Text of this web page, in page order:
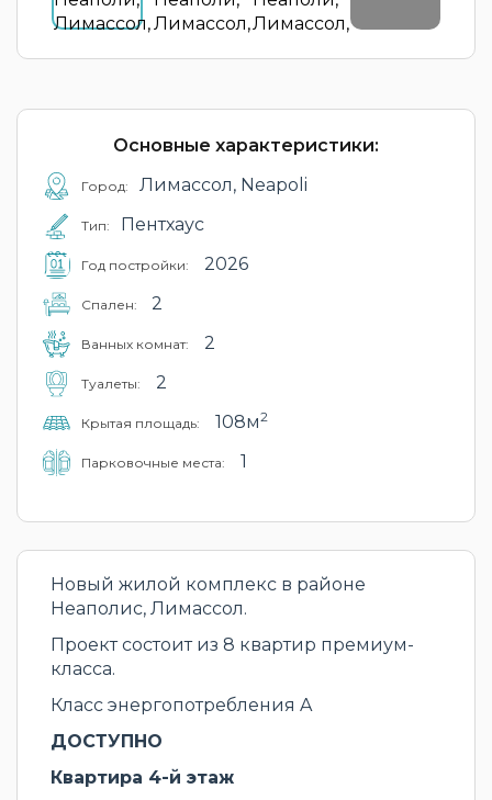
Основные характеристики:
Город: Лимассол, Neapoli
Тип: Пентхаус
Год постройки: 2026
Cпален: 2
Ванных комнат: 2
Туалеты: 2
Крытая площадь: 108м2
Парковочные места: 1
Новый жилой комплекс в районе
Неаполис, Лимассол.
Проект состоит из 8 квартир премиум-
класса.
Класс энергопотребления A
ДОСТУПНО
Квартира 4-й этаж